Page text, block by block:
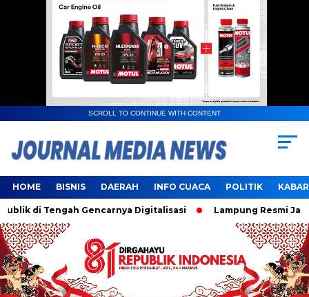
SCROLL TO CONTINUE WITH CONTENT
HOME BISNIS DAERAH INFO CUACA POLITIK
di Tengah Gencarnya Digitalisasi Lampung Resmi Jadi